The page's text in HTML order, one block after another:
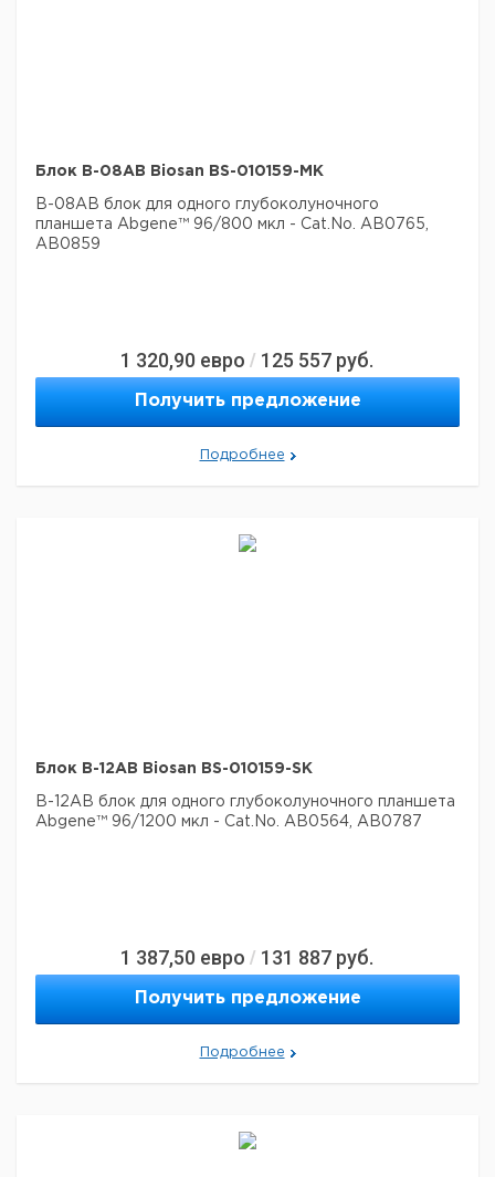
Блок B-08AB Biosan BS-010159-MK
B-08AB блок для одного глубоколуночного
планшета Abgene™ 96/800 мкл - Cat.No. AB0765,
AB0859
1 320,90 евро / 125 557 руб.
Получить предложение
Подробнее
Блок B-12AB Biosan BS-010159-SK
B-12AB блок для одного глубоколуночного планшета
Abgene™ 96/1200 мкл - Cat.No. AB0564, AB0787
1 387,50 евро / 131 887 руб.
Получить предложение
Подробнее